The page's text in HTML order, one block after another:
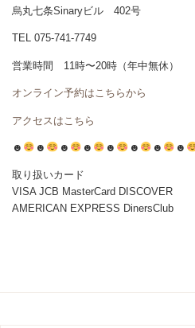
烏丸七条Sinaryビル 402号
TEL 075-741-7749
営業時間 11時〜20時（年中無休）
オンライン予約はこちらから
アクセスはこちら
☻ ☻ ☻ ☻ ☻ ☻ ☻ ☻
取り扱いカード
VISA JCB MasterCard DISCOVER
AMERICAN EXPRESS DinersClub